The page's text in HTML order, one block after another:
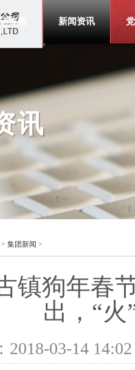
立根 新闻资讯
讯
> 集团新闻 >
镇狗年春
出，“
03-14 14:02